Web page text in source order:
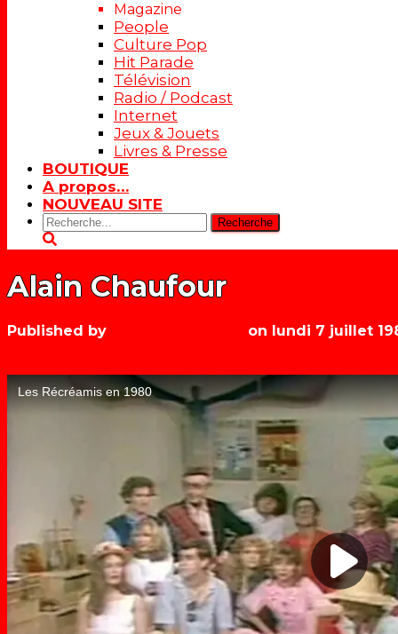
Magazine
People
Culture Pop
Hit Parade
Télévision
Radio / Podcast
Internet
Jeux & Jouets
Livres & Presse
BOUTIQUE
A propos…
NOUVEAU SITE
Rechercher:
Alain Chaufour
Published by on lundi 7 juillet